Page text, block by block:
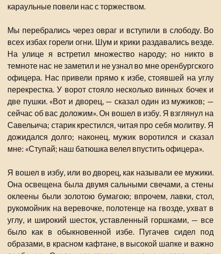
караульные повели нас с торжеством.
Мы перебрались через овраг и вступили в слободу. Во
всех избах горели огни. Шум и крики раздавались везде.
На улице я встретил множество народу; но никто в
темноте нас не заметил и не узнал во мне оренбургского
офицера. Нас привели прямо к избе, стоявшей на углу
перекрестка. У ворот стояло несколько винных бочек и
две пушки. «Вот и дворец, — сказал один из мужиков; —
сейчас об вас доложим». Он вошел в избу. Я взглянул на
Савельича; старик крестился, читая про себя молитву. Я
дожидался долго; наконец, мужик воротился и сказал
мне: «Ступай; наш батюшка велел впустить офицера».
Я вошел в избу, или во дворец, как называли ее мужики.
Она освещена была двумя сальными свечами, а стены
оклеены были золотою бумагою; впрочем, лавки, стол,
рукомойник на веревочке, полотенце на гвозде, ухват в
углу, и широкий шесток, уставленный горшками, — все
было как в обыкновенной избе. Пугачев сидел под
образами, в красном кафтане, в высокой шапке и важно